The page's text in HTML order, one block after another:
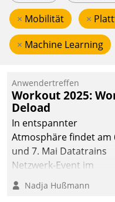
× Mobilität ×
× Machine Learning
Anwendertreffen
Workout 2025:
Deload
In entspannter
Atmosphäre findet am
und 7. Mai Datatrains
Netzwerk-Event im
Kunden- und
statt. Zentrale Frage: Wie
Nadja Hußmann